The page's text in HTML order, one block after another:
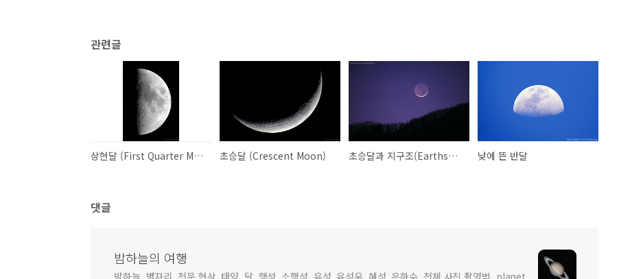
관련글
상현달 (First Quarter Moon) 초승달 (Crescent Moon) 초승달과 지구조(Earthshine) 낮에 뜬 반달
댓글
밤하늘의 여행
밤하늘, 별자리, 천문 현상, 태양, 달, 행성, 소행성, 유성, 유성우, 혜성, 은하수, 천체 사진 촬영법. planet,